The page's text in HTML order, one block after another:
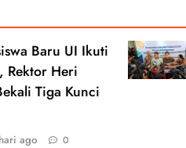
Baru UI Ikuti
Rektor Heri
Tiga Kunci
ago 0